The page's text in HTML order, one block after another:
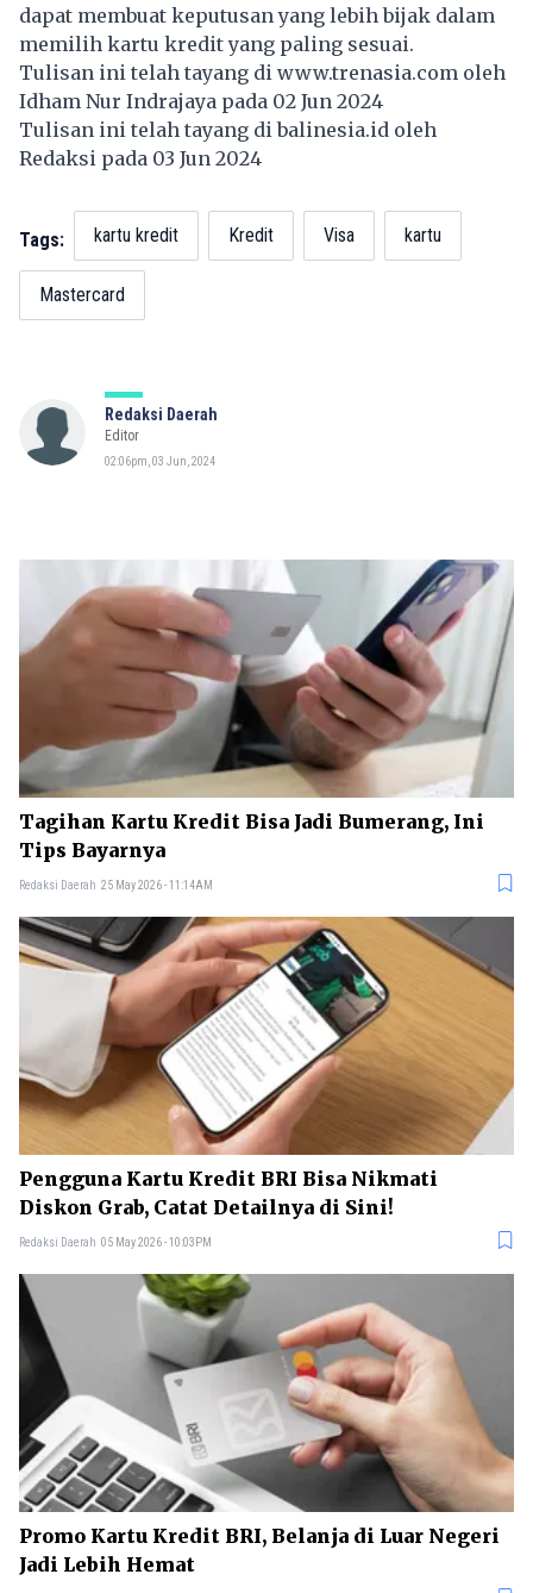
dapat membuat keputusan yang lebih bijak dalam
memilih kartu kredit yang paling sesuai.
Tulisan ini telah tayang di www.trenasia.com oleh
Idham Nur Indrajaya pada 02 Jun 2024
Tulisan ini telah tayang dibalinesia.id oleh
Redaksi pada 03 Jun 2024
Tags: kartu kredit Kredit Visa kartu
Mastercard
Redaksi Daerah
Editor
02:06pm, 03 Jun, 2024
Tagihan Kartu Kredit Bisa Jadi Bumerang, Ini
Tips Bayarnya
Redaksi Daerah 25 May 2026 - 11:14AM
Pengguna Kartu Kredit BRI Bisa Nikmati
Diskon Grab, Catat Detailnya di Sini!
Redaksi Daerah 05 May 2026 - 10:03PM
Promo Kartu Kredit BRI, Belanja di Luar Negeri
Jadi Lebih Hemat